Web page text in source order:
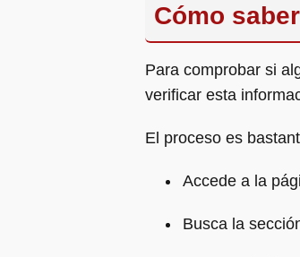
Cómo
Para comprobar si
verificar esta
El proceso es
Accede a la
Busca la